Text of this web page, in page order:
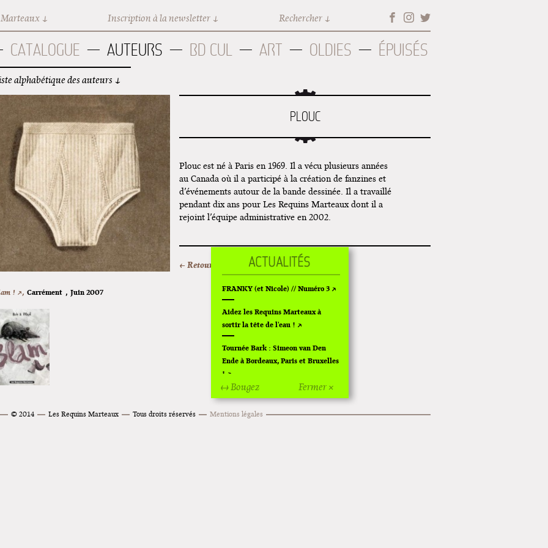
Marteaux Inscription à la newsletter Rechercher
CATALOGUE AUTEURS BD CUL ART OLDIES ÉPUISÉS
alphabétique des auteurs
! ↗, Carrément , Juin 2007
PLOUC
Plouc est né à Paris en 1969. Il a vécu plusieurs années
au Canada où il a participé à la création de fanzines et
d’événements autour de la bande dessinée. Il a travaillé
pendant dix ans pour Les Requins Marteaux dont il a
rejoint l’équipe administrative en 2002.
← Retour au sommaire
© 2014 Les Requins Marteaux Tous droits réservés Mentions légales
Fermer ×
↔ Bougez
FRANKY (et Nicole) // Numéro 3
Aidez les Requins Marteaux à
sortir la tête de l'eau !
Tournée Bark : Simeon van Den
Ende à Bordeaux, Paris et Bruxelles
!
Off Of Off d'Angoulême 2024
Superette de noël à Pola